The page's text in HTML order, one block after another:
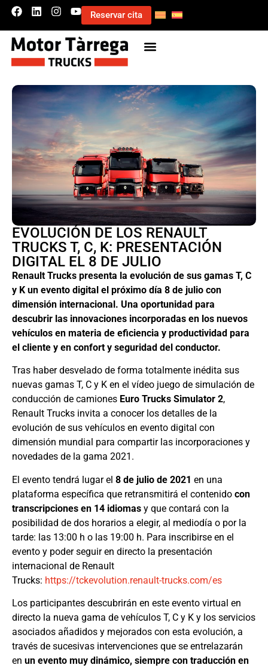
Reservar cita
EVOLUCIÓN DE LOS RENAULT
TRUCKS T, C, K: PRESENTACIÓN
DIGITAL EL 8 DE JULIO
Renault Trucks presenta la evolución de sus gamas T, C
y K un evento digital el próximo día 8 de julio con
dimensión internacional. Una oportunidad para
descubrir las innovaciones incorporadas en los nuevos
vehículos en materia de eficiencia y productividad para
el cliente y en confort y seguridad del conductor.
Tras haber desvelado de forma totalmente inédita sus
nuevas gamas T, C y K en el vídeo juego de simulación de
conducción de camiones Euro Trucks Simulator 2,
Renault Trucks invita a conocer los detalles de la
evolución de sus vehículos en evento digital con
dimensión mundial para compartir las incorporaciones y
novedades de la gama 2021.
El evento tendrá lugar el 8 de julio de 2021 en una
plataforma específica que retransmitirá el contenido con
transcripciones en 14 idiomas y que contará con la
posibilidad de dos horarios a elegir, al mediodía o por la
tarde: las 13:00 h o las 19:00 h. Para inscribirse en el
evento y poder seguir en directo la presentación
internacional de Renault
Trucks: https://tckevolution.renault-trucks.com/es
Los participantes descubrirán en este evento virtual en
directo la nueva gama de vehículos T, C y K y los servicios
asociados añadidos y mejorados con esta evolución, a
través de sucesivas intervenciones que se entrelazarán
en un evento muy dinámico, siempre con traducción en